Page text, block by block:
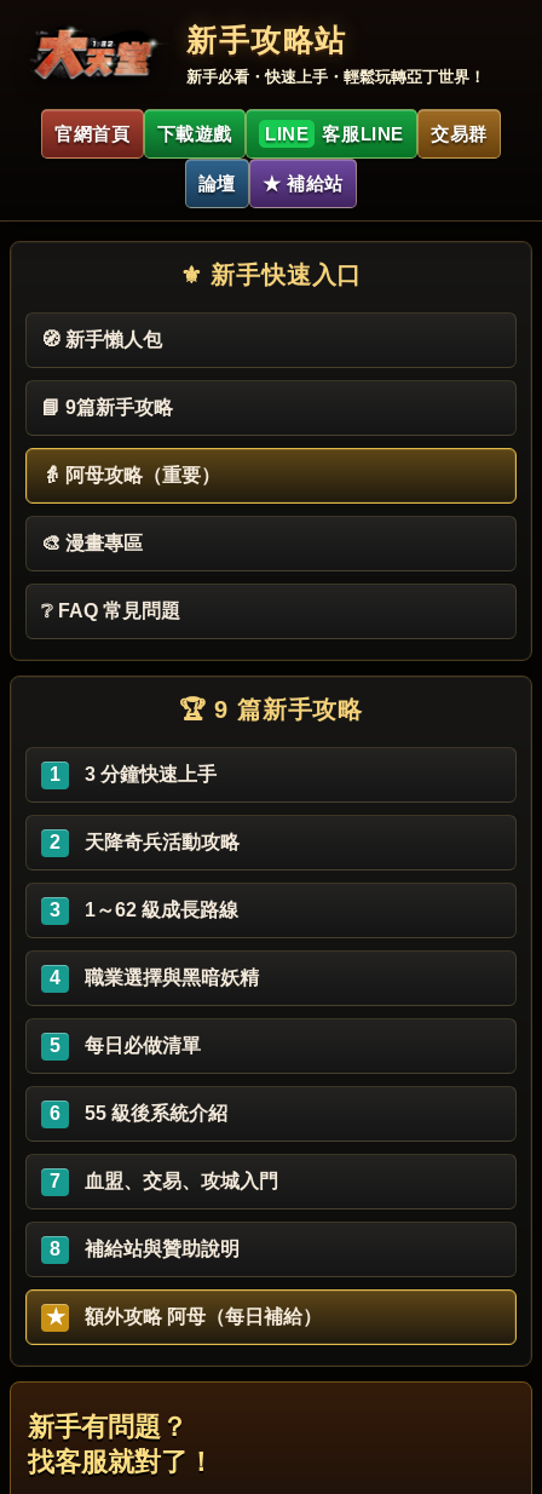
新手攻略站
新手必看・快速上手・輕鬆玩轉亞丁世界！
官網首頁 下載遊戲 LINE 客服LINE 交易群
論壇 ★ 補給站
⚜ 新手快速入口
🧭 新手懶人包
📘 9篇新手攻略
👵 阿母攻略（重要）
🎨 漫畫專區
❔ FAQ 常見問題
🏆 9 篇新手攻略
1 3 分鐘快速上手
2 天降奇兵活動攻略
3 1～62 級成長路線
4 職業選擇與黑暗妖精
5 每日必做清單
6 55 級後系統介紹
7 血盟、交易、攻城入門
8 補給站與贊助說明
★ 額外攻略 阿母（每日補給）
新手有問題？
找客服就對了！